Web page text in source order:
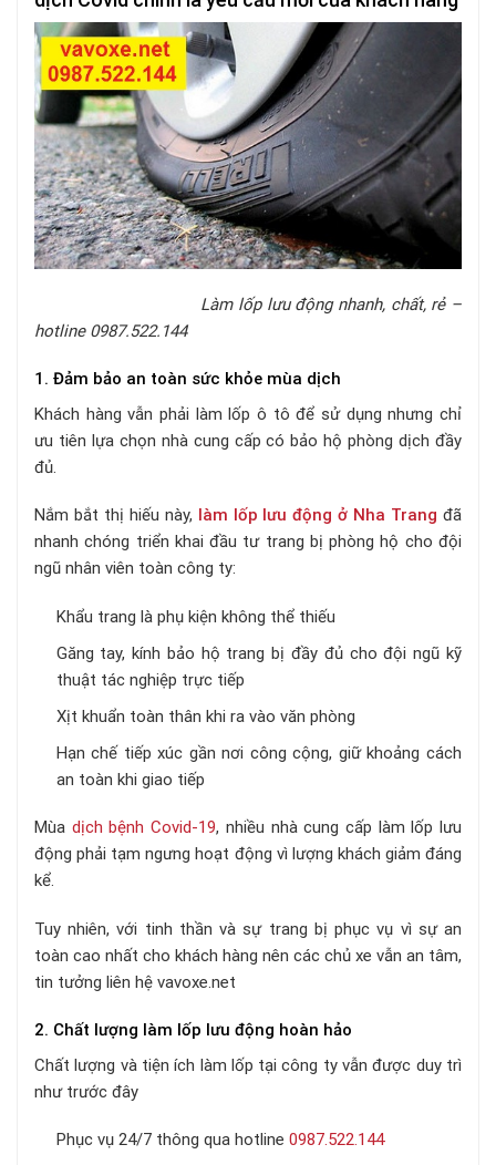
Làm lốp lưu động nhanh, chất, rẻ –
hotline 0987.522.144
1. Đảm bảo an toàn sức khỏe mùa dịch
Khách hàng vẫn phải làm lốp ô tô để sử dụng nhưng chỉ
ưu tiên lựa chọn nhà cung cấp có bảo hộ phòng dịch đầy
đủ.
Nắm bắt thị hiếu này, làm lốp lưu động ở Nha Trang đã
nhanh chóng triển khai đầu tư trang bị phòng hộ cho đội
ngũ nhân viên toàn công ty:
Khẩu trang là phụ kiện không thể thiếu
Găng tay, kính bảo hộ trang bị đầy đủ cho đội ngũ kỹ
thuật tác nghiệp trực tiếp
Xịt khuẩn toàn thân khi ra vào văn phòng
Hạn chế tiếp xúc gần nơi công cộng, giữ khoảng cách
an toàn khi giao tiếp
Mùa dịch bệnh Covid-19, nhiều nhà cung cấp làm lốp lưu
động phải tạm ngưng hoạt động vì lượng khách giảm đáng
kể.
Tuy nhiên, với tinh thần và sự trang bị phục vụ vì sự an
toàn cao nhất cho khách hàng nên các chủ xe vẫn an tâm,
tin tưởng liên hệ vavoxe.net
2. Chất lượng làm lốp lưu động hoàn hảo
Chất lượng và tiện ích làm lốp tại công ty vẫn được duy trì
như trước đây
Phục vụ 24/7 thông qua hotline 0987.522.144